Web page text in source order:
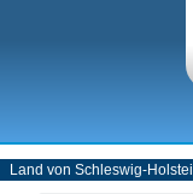
Land von Schleswig-